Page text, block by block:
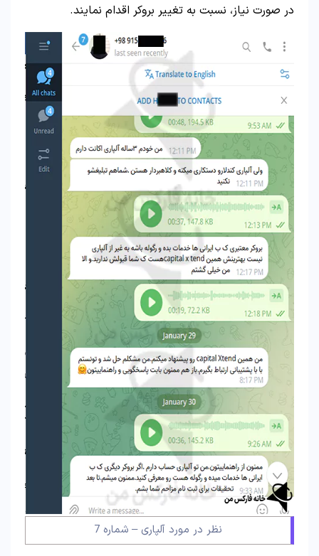
در صورت نیاز، نسبت به تغییر بروکر اقدام نمایند.
نظر در مورد آلپاری – شماره 7